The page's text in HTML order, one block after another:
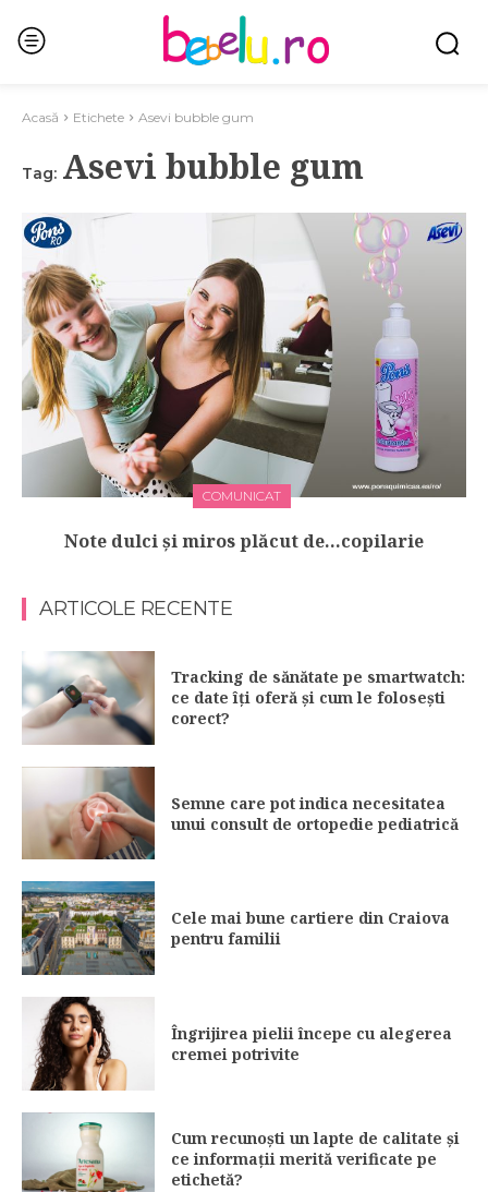
Acasă Etichete Asevi bubble gum
Tag: Asevi bubble gum
COMUNICAT
Note dulci şi miros plăcut de…copilarie
ARTICOLE RECENTE
Tracking de sănătate pe smartwatch:
ce date îți oferă și cum le folosești
corect?
Semne care pot indica necesitatea
unui consult de ortopedie pediatrică
Cele mai bune cartiere din Craiova
pentru familii
Îngrijirea pielii începe cu alegerea
cremei potrivite
Cum recunoști un lapte de calitate și
ce informații merită verificate pe
etichetă?